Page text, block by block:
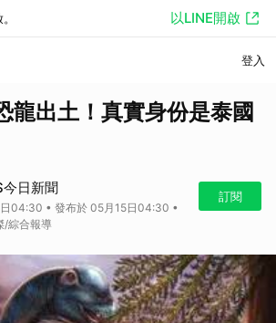
以LINE開啟
登入
龍出土！真實身份是泰國
日新聞
04:30 • 發布於 05月15日04:30 •
/綜合報導
訂閱